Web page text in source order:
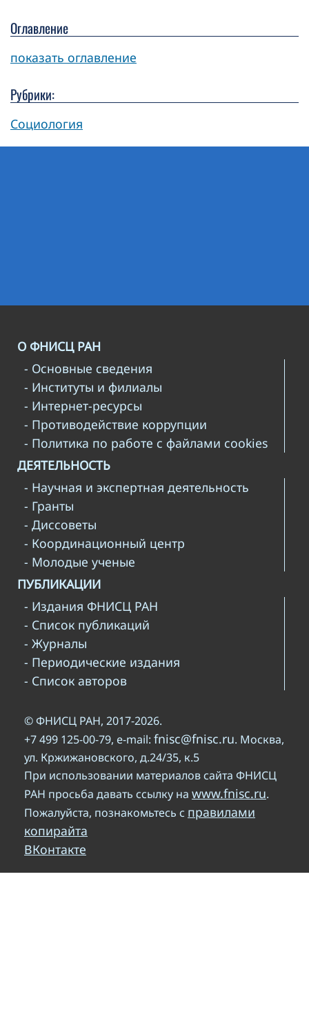
Оглавление
показать оглавление
Рубрики:
Социология
О ФНИСЦ РАН
- Основные сведения
- Институты и филиалы
- Интернет-ресурсы
- Противодействие коррупции
- Политика по работе с файлами cookies
ДЕЯТЕЛЬНОСТЬ
- Научная и экспертная деятельность
- Гранты
- Диссоветы
- Координационный центр
- Молодые ученые
ПУБЛИКАЦИИ
- Издания ФНИСЦ РАН
- Список публикаций
- Журналы
- Периодические издания
- Список авторов
© ФНИСЦ РАН, 2017-2026.
+7 499 125-00-79, e-mail: fnisc@fnisc.ru. Москва,
ул. Кржижановского, д.24/35, к.5
При использовании материалов сайта ФНИСЦ
РАН просьба давать ссылку на www.fnisc.ru.
Пожалуйста, познакомьтесь с правилами
копирайта
ВКонтакте